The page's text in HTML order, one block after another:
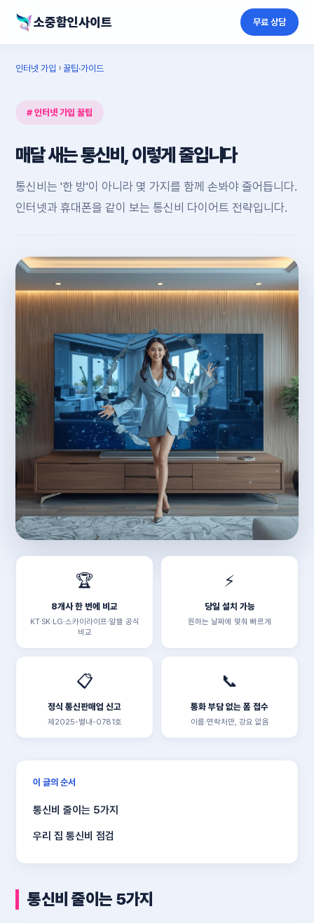
소중함인사이트 무료 상담
인터넷 가입 › 꿀팁·가이드
# 인터넷 가입 꿀팁
매달 새는 통신비, 이렇게 줄입니다
통신비는 '한 방'이 아니라 몇 가지를 함께 손봐야 줄어듭니다.
인터넷과 휴대폰을 같이 보는 통신비 다이어트 전략입니다.
🏆
8개사 한 번에 비교
KT·SK·LG·스카이라이프·알뜰 공식
비교
⚡
당일 설치 가능
원하는 날짜에 맞춰 빠르게
📋
정식 통신판매업 신고
제2025-별내-0781호
📞
통화 부담 없는 폼 접수
이름·연락처만, 강요 없음
이 글의 순서
통신비 줄이는 5가지
우리 집 통신비 점검
통신비 줄이는 5가지